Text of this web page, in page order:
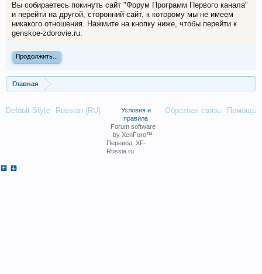
Вы собираетесь покинуть сайт "Форум Программ Первого канала"
и перейти на другой, сторонний сайт, к которому мы не имеем
никакого отношения. Нажмите на кнопку ниже, чтобы перейти к
genskoe-zdorovie.ru.
Продолжить...
Главная
Default Style Russian (RU) Обратная связь Помощь
Условия и
правила
Forum software
by XenForo™
Перевод: XF-
Russia.ru